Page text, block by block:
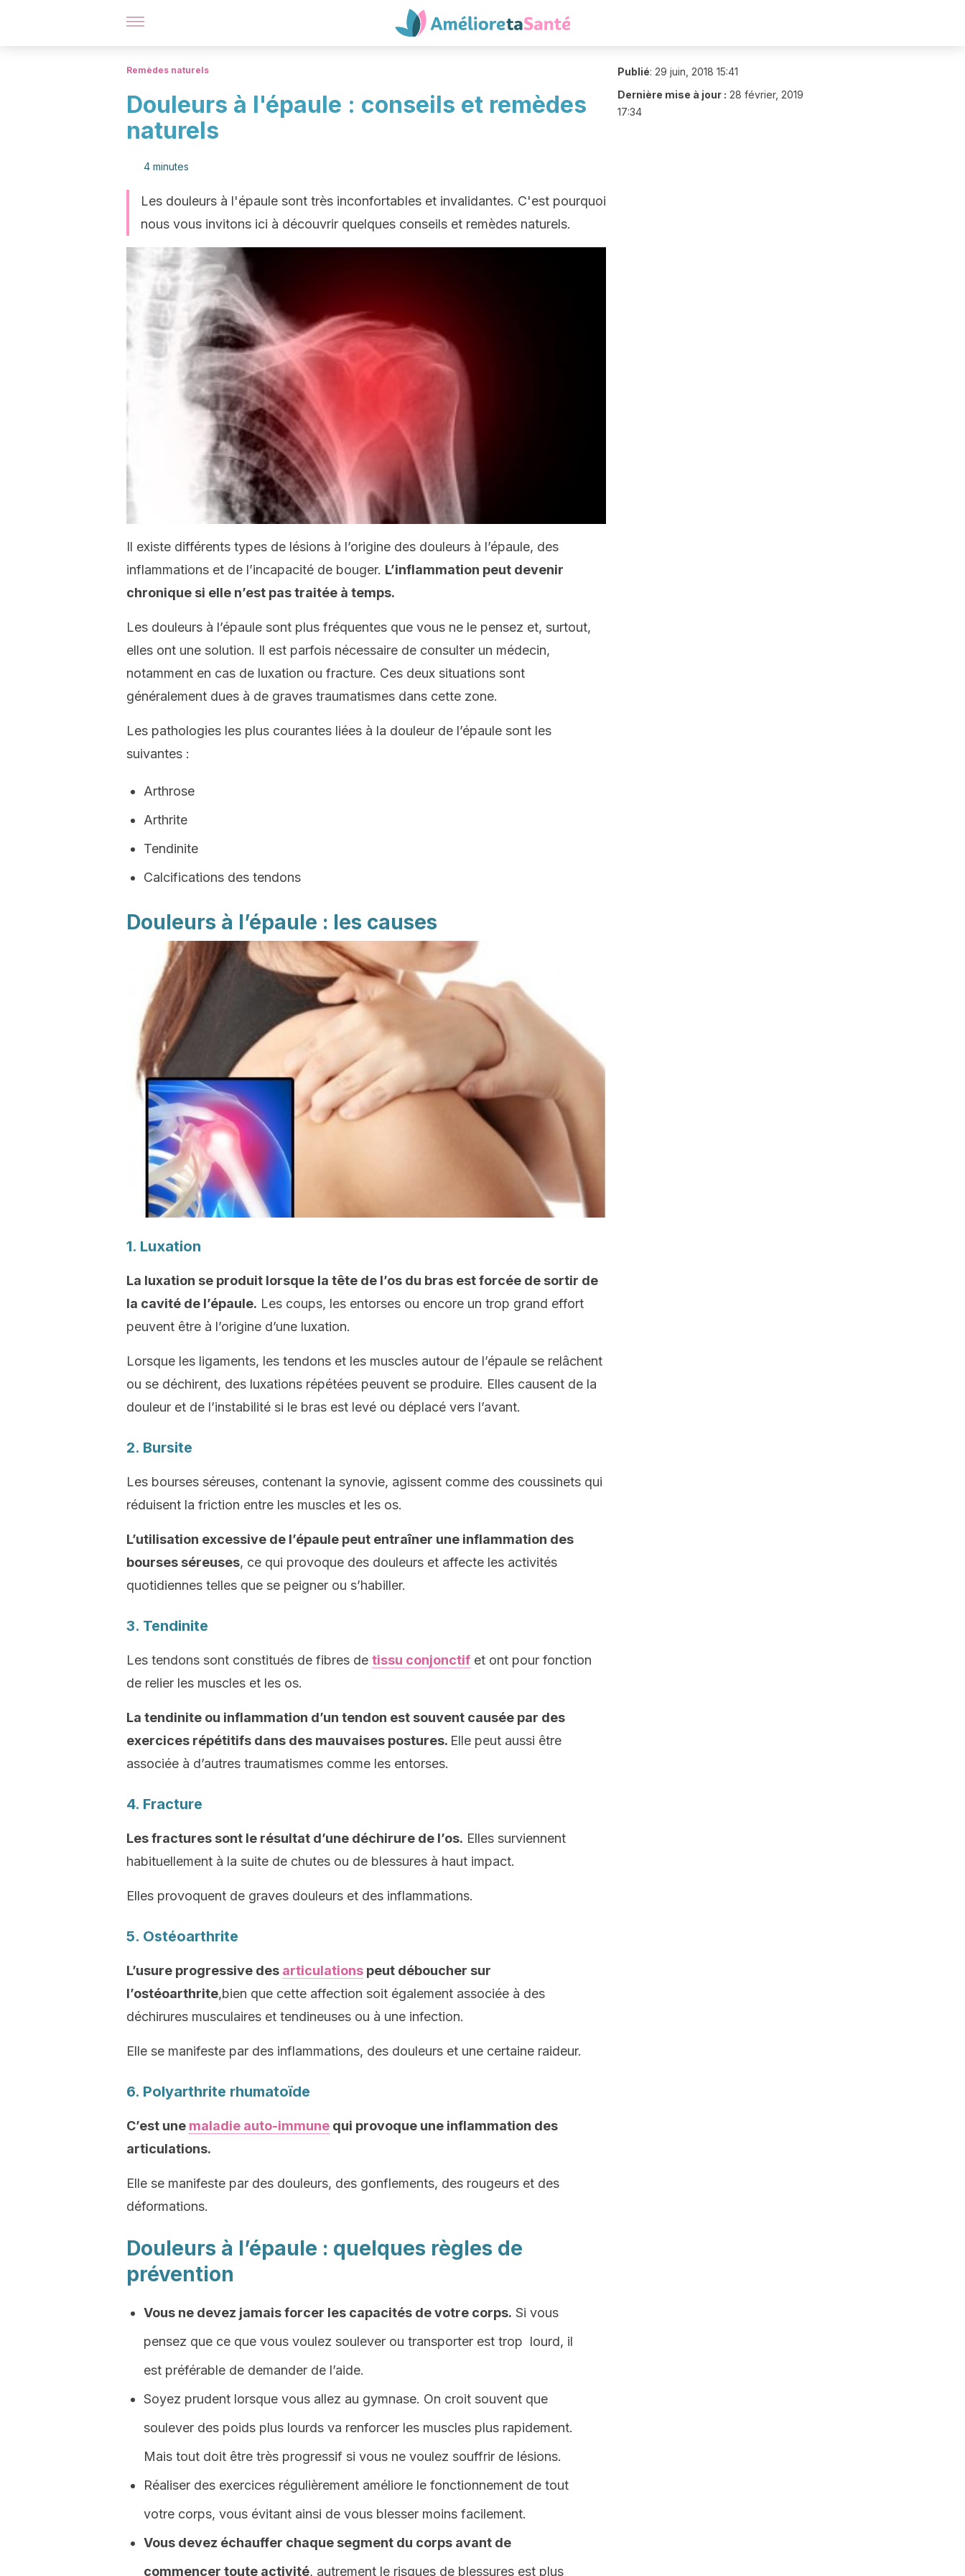
Remèdes naturels
Douleurs à l'épaule : conseils et remèdes
naturels
4 minutes
Les douleurs à l'épaule sont très inconfortables et invalidantes. C'est pourquoi
nous vous invitons ici à découvrir quelques conseils et remèdes naturels.
Il existe différents types de lésions à l’origine des douleurs à l’épaule, des
inflammations et de l’incapacité de bouger. L’inflammation peut devenir
chronique si elle n’est pas traitée à temps.
Les douleurs à l’épaule sont plus fréquentes que vous ne le pensez et, surtout,
elles ont une solution. Il est parfois nécessaire de consulter un médecin,
notamment en cas de luxation ou fracture. Ces deux situations sont
généralement dues à de graves traumatismes dans cette zone.
Les pathologies les plus courantes liées à la douleur de l’épaule sont les
suivantes :
Arthrose
Arthrite
Tendinite
Calcifications des tendons
Douleurs à l’épaule : les causes
1. Luxation
La luxation se produit lorsque la tête de l’os du bras est forcée de sortir de
la cavité de l’épaule. Les coups, les entorses ou encore un trop grand effort
peuvent être à l’origine d’une luxation.
Lorsque les ligaments, les tendons et les muscles autour de l’épaule se relâchent
ou se déchirent, des luxations répétées peuvent se produire. Elles causent de la
douleur et de l’instabilité si le bras est levé ou déplacé vers l’avant.
2. Bursite
Les bourses séreuses, contenant la synovie, agissent comme des coussinets qui
réduisent la friction entre les muscles et les os.
L’utilisation excessive de l’épaule peut entraîner une inflammation des
bourses séreuses, ce qui provoque des douleurs et affecte les activités
quotidiennes telles que se peigner ou s’habiller.
3. Tendinite
Les tendons sont constitués de fibres de tissu conjonctif et ont pour fonction
de relier les muscles et les os.
La tendinite ou inflammation d’un tendon est souvent causée par des
exercices répétitifs dans des mauvaises postures. Elle peut aussi être
associée à d’autres traumatismes comme les entorses.
4. Fracture
Les fractures sont le résultat d’une déchirure de l’os. Elles surviennent
habituellement à la suite de chutes ou de blessures à haut impact.
Elles provoquent de graves douleurs et des inflammations.
5. Ostéoarthrite
L’usure progressive des articulations peut déboucher sur
l’ostéoarthrite,bien que cette affection soit également associée à des
déchirures musculaires et tendineuses ou à une infection.
Elle se manifeste par des inflammations, des douleurs et une certaine raideur.
6. Polyarthrite rhumatoïde
C’est une maladie auto-immune qui provoque une inflammation des
articulations.
Elle se manifeste par des douleurs, des gonflements, des rougeurs et des
déformations.
Douleurs à l’épaule : quelques règles de
prévention
Vous ne devez jamais forcer les capacités de votre corps. Si vous
pensez que ce que vous voulez soulever ou transporter est trop lourd, il
est préférable de demander de l’aide.
Soyez prudent lorsque vous allez au gymnase. On croit souvent que
soulever des poids plus lourds va renforcer les muscles plus rapidement.
Mais tout doit être très progressif si vous ne voulez souffrir de lésions.
Réaliser des exercices régulièrement améliore le fonctionnement de tout
votre corps, vous évitant ainsi de vous blesser moins facilement.
Vous devez échauffer chaque segment du corps avant de
commencer toute activité, autrement le risques de blessures est plus
Publié: 29 juin, 2018 15:41
Dernière mise à jour : 28 février, 2019
17:34